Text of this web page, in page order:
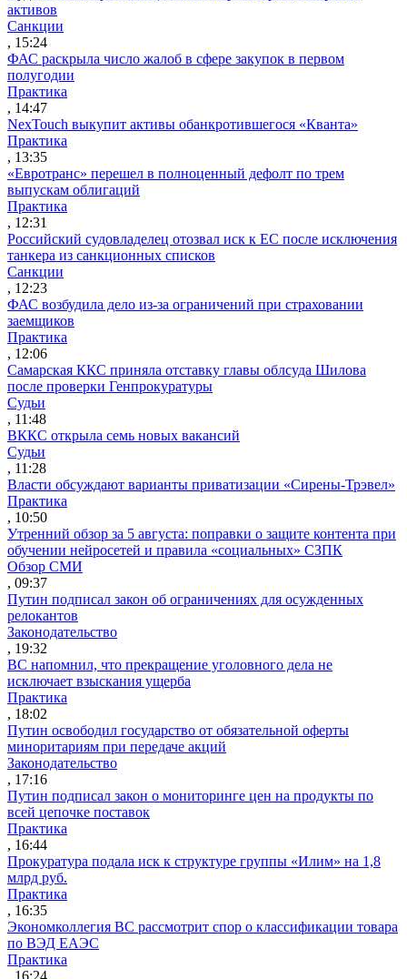
активов
Санкции
, 15:24
ФАС раскрыла число жалоб в сфере закупок в первом
полугодии
Практика
, 14:47
NexTouch выкупит активы обанкротившегося «Кванта»
Практика
, 13:35
«Евротранс» перешел в полноценный дефолт по трем
выпускам облигаций
Практика
, 12:31
Российский судовладелец отозвал иск к ЕС после исключения
танкера из санкционных списков
Санкции
, 12:23
ФАС возбудила дело из-за ограничений при страховании
заемщиков
Практика
, 12:06
Самарская ККС приняла отставку главы облсуда Шилова
после проверки Генпрокуратуры
Судьи
, 11:48
ВККС открыла семь новых вакансий
Судьи
, 11:28
Власти обсуждают варианты приватизации «Сирены-Трэвел»
Практика
, 10:50
Утренний обзор за 5 августа: поправки о защите контента при
обучении нейросетей и правила «социальных» СЗПК
Обзор СМИ
, 09:37
Путин подписал закон об ограничениях для осужденных
релокантов
Законодательство
, 19:32
ВС напомнил, что прекращение уголовного дела не
исключает взыскания ущерба
Практика
, 18:02
Путин освободил государство от обязательной оферты
миноритариям при передаче акций
Законодательство
, 17:16
Путин подписал закон о мониторинге цен на продукты по
всей цепочке поставок
Практика
, 16:44
Прокуратура подала иск к структуре группы «Илим» на 1,8
млрд руб.
Практика
, 16:35
Экономколлегия ВС рассмотрит спор о классификации товара
по ВЭД ЕАЭС
Практика
, 16:24